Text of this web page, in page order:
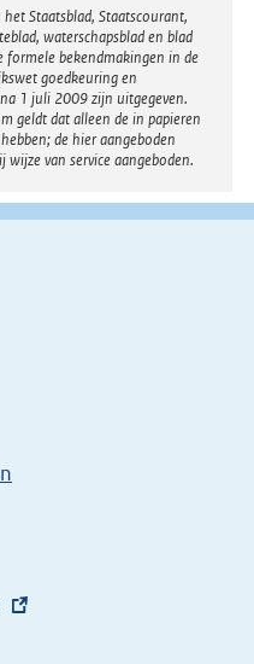
Staatsblad, Staatscourant,
waterschapsblad en blad
formele bekendmakingen in de
goedkeuring en
1 juli 2009 zijn uitgegeven.
geldt dat alleen de in papieren
de hier aangeboden
van service aangeboden.